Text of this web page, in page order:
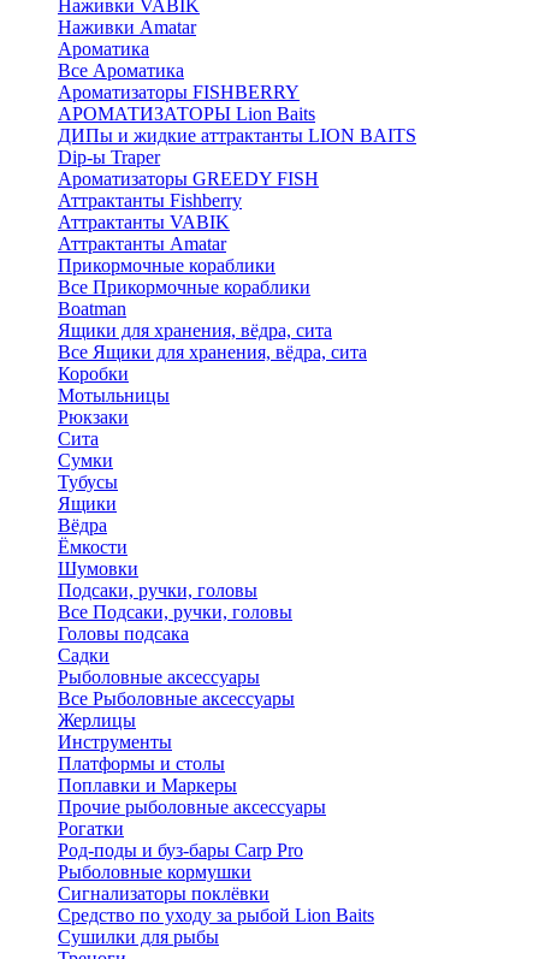
Наживки VABIK
Наживки Amatar
Ароматика
Все Ароматика
Ароматизаторы FISHBERRY
АРОМАТИЗАТОРЫ Lion Baits
ДИПы и жидкие аттрактанты LION BAITS
Dip-ы Traper
Ароматизаторы GREEDY FISH
Аттрактанты Fishberry
Аттрактанты VABIK
Аттрактанты Amatar
Прикормочные кораблики
Все Прикормочные кораблики
Boatman
Ящики для хранения, вёдра, сита
Все Ящики для хранения, вёдра, сита
Коробки
Мотыльницы
Рюкзаки
Сита
Сумки
Тубусы
Ящики
Вёдра
Ёмкости
Шумовки
Подсаки, ручки, головы
Все Подсаки, ручки, головы
Головы подсака
Садки
Рыболовные аксессуары
Все Рыболовные аксессуары
Жерлицы
Инструменты
Платформы и столы
Поплавки и Маркеры
Прочие рыболовные аксессуары
Рогатки
Род-поды и буз-бары Carp Pro
Рыболовные кормушки
Сигнализаторы поклёвки
Средство по уходу за рыбой Lion Baits
Сушилки для рыбы